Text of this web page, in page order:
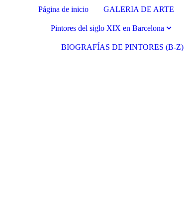
Página de inicio GALERIA DE ARTE
Pintores del siglo XIX en Barcelona
BIOGRAFÍAS DE PINTORES (B-Z)